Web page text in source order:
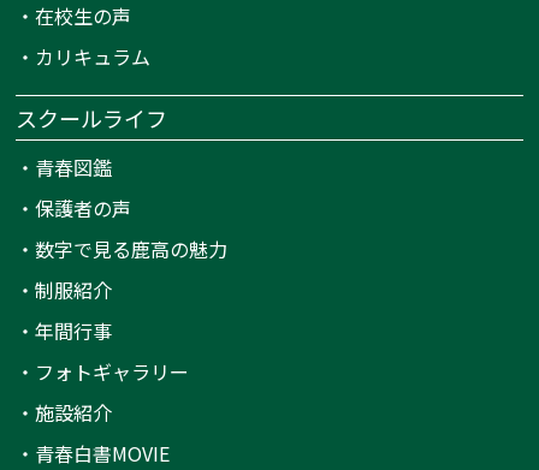
・在校生の声
・ カリキュラム
スクールライフ
・ 青春図鑑
・保護者の声
・数字で見る鹿高の魅力
・制服紹介
・年間行事
・ フォトギャラリー
・施設紹介
・ 青春白書MOVIE